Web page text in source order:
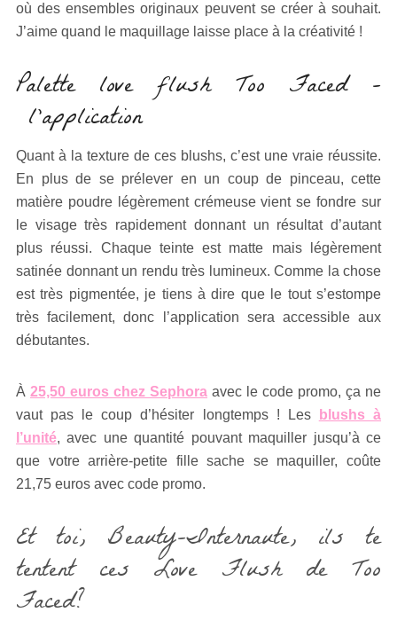
où des ensembles originaux peuvent se créer à souhait.
J’aime quand le maquillage laisse place à la créativité !
Palette love flush Too Faced –
l’application
Quant à la texture de ces blushs, c’est une vraie réussite.
En plus de se prélever en un coup de pinceau, cette
matière poudre légèrement crémeuse vient se fondre sur
le visage très rapidement donnant un résultat d’autant
plus réussi. Chaque teinte est matte mais légèrement
satinée donnant un rendu très lumineux. Comme la chose
est très pigmentée, je tiens à dire que le tout s’estompe
très facilement, donc l’application sera accessible aux
débutantes.
À 25,50 euros chez Sephora avec le code promo, ça ne
vaut pas le coup d’hésiter longtemps ! Les
blushs à
l’unité, avec une quantité pouvant maquiller jusqu’à ce
que votre arrière-petite fille sache se maquiller, coûte
21,75 euros avec code promo.
Et toi, Beauty-Internaute, ils te
tentent ces Love Flush de Too
Faced?